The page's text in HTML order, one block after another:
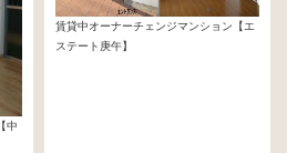
中
賃貸中オーナーチェンジマンション【エ
ステート庚午】